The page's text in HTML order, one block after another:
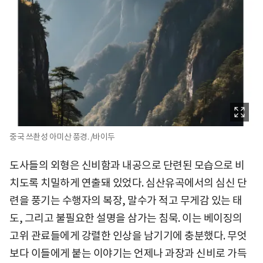
중국 쓰촨성 아미산 풍경. /바이두
도사들의 외형은 신비함과 내공으로 단련된 모습으로 비
치도록 치밀하게 연출돼 있었다. 심산유곡에서의 심신 단
련을 풍기는 수행자의 복장, 말수가 적고 무게감 있는 태
도, 그리고 불필요한 설명을 삼가는 침묵. 이는 베이징의
고위 관료들에게 강렬한 인상을 남기기에 충분했다. 무엇
보다 이들에게 붙는 이야기는 언제나 과장과 신비로 가득